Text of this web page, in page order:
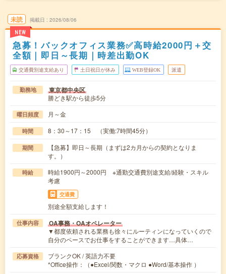
未読
NEW
掲載日 2026/08/06
急募！バックオフィス業務✅高時給2000円＋交
全額｜即日～長期｜時差出勤OK
交通費別途支給あり 土日祝日が休み WEB登録OK 派遣
勤務地 東京都中央区
勝どき駅から徒歩5分
曜日頻度 月～金
時間 8：30～17：15 （実働:7時間45分）
期間
【急募】即日～長期（まずは2カ月からの契約となりま
す。）
時給
時給1900円～2000円 ※通勤交通費別途支給/経験・スキル
考慮
交通費
別途全額支給します！
仕事内容 OA事務・OAオペレーター
▼都度依頼される業務も徐々にルーティンになっていくので
自分のペースでお仕事をすることができます…具体…
応募資格
ブランクOK / 英語力不要
*Office操作：（●Excel/関数・マクロ ●Word/基本操作 ）